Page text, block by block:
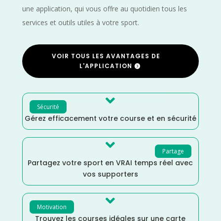
une application, qui vous offre au quotidien tous les
services et outils utiles à votre sport.
VOIR TOUS LES AVANTAGES DE
L'APPLICATION
Sécurité 
Gérez efficacement votre course et en sécurité
Partage

Partagez votre sport en VRAI temps réel avec
vos supporters
Motivation 
Trouvez les courses idéales sur une carte